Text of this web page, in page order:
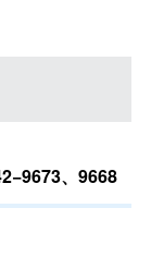
、9668